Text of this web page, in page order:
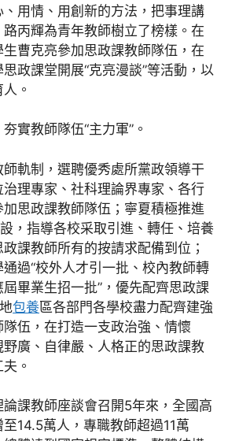
用情、用創新的方法，把事理講
丙輝為青年教師樹立了榜樣。在
曹克亮參加思政課教師隊伍，在
政課堂開展“克亮漫談”等活動，以
。
實教師隊伍“主力軍”。
軌制，選聘優秀處所黨政領導干
理專家、社科理論界專家、各行
思政課教師隊伍；寧夏積極推進
，指導各校采取引進、轉任、培養
課教師所有的按請求配備到位；
過“校外人才引一批、校內教師轉
畢業生招一批”，優先配齊思政課
包養區各部門各學校盡力配齊建強
伍，在打造一支政治強、情懷
廣、自律嚴、人格正的思政課教
。
課教師座談會召開5年來，全國高
14.5萬人，專職教師超過11萬